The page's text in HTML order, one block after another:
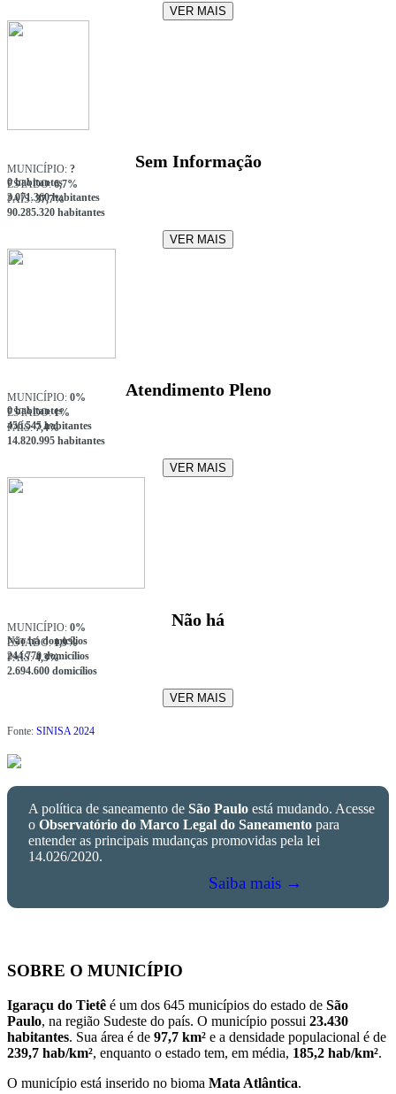
VER MAIS
Sem Informação
MUNICÍPIO: ?
0 habitantes
ESTADO:6,7%
3.071.360 habitantes
PAÍS:37,7%
90.285.320 habitantes
VER MAIS
Atendimento Pleno
MUNICÍPIO: 0%
0 habitantes
ESTADO:1%
456.545 habitantes
PAÍS:7,4%
14.820.995 habitantes
VER MAIS
Não há
MUNICÍPIO: 0%
Não há domicílios
ESTADO:1,9%
244.770 domicílios
PAÍS:4,3%
2.694.600 domicílios
VER MAIS
Fonte: SINISA 2024
A política de saneamento de São Paulo está mudando. Acesse
o Observatório do Marco Legal do Saneamento para
entender as principais mudanças promovidas pela lei
14.026/2020.
Saiba mais →
SOBRE O MUNICÍPIO
Igaraçu do Tietê é um dos 645 municípios do estado de São
Paulo, na região Sudeste do país. O município possui 23.430
habitantes. Sua área é de 97,7 km² e a densidade populacional é de
239,7 hab/km², enquanto o estado tem, em média, 185,2 hab/km².
O município está inserido no bioma Mata Atlântica.